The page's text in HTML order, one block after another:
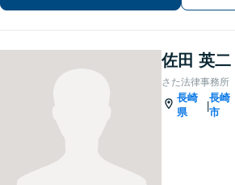
佐田 英二
さた法律事務所
長崎
県
|
長崎
市